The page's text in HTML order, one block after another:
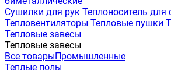
Сушилки для рук Теплоноситель для
Тепловентиляторы Тепловые пушки
Тепловые завесы
Тепловые завесы
Все товарыПромышленные
Теплые полы